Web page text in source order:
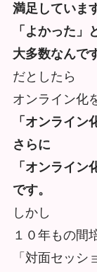
満足していま
「よかった」
大多数なんで
だとしたら
オンライン化
「オンライン
さらに
「オンライン
です。
しかし
１０年もの間
「対面セッシ